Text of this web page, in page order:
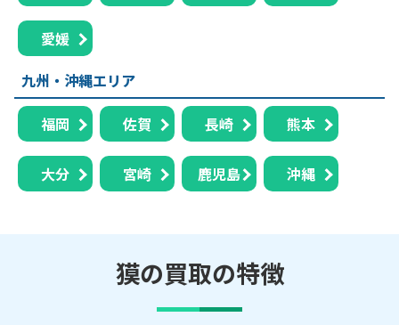
愛媛
九州・沖縄エリア
福岡 佐賀 長崎 熊本
大分 宮崎 鹿児島 沖縄
獏の買取の特徴